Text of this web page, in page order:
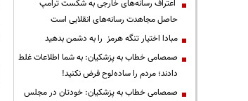
اعتراف رسانه‌های خارجی به شکست ترامپ
حاصل مجاهدت رسانه‌های انقلابی است
مبادا اختیار تنگه هرمز را به دشمن بدهید
صمصامی خطاب به پزشکیان: به شما اطلاعات غلط
دادند؛ مردم را ساده‌لوح فرض نکنید!
صمصامی خطاب به پزشکیان: خودتان در مجلس